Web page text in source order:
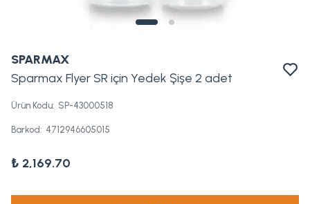
SPARMAX
Sparmax Flyer SR için Yedek Şişe 2 adet
Ürün Kodu: SP-43000518
Barkod: 4712946605015
₺ 2,169.70